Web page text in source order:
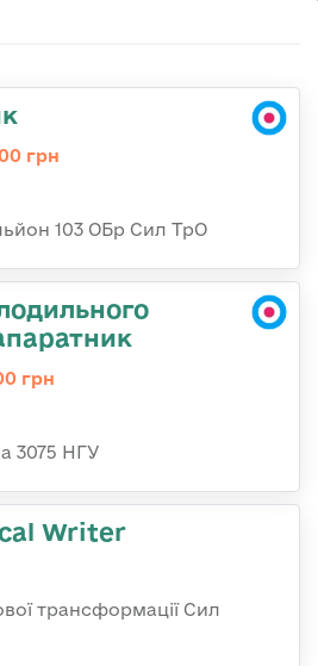
грн
103 ОБр Сил ТрО
грн
3075 НГУ
Writer
трансформації Сил